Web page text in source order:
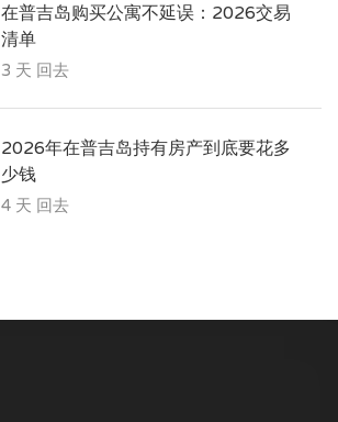
在普吉岛购买公寓不延误：2026交易
清单
3 天 回去
2026年在普吉岛持有房产到底要花多
少钱
4 天 回去